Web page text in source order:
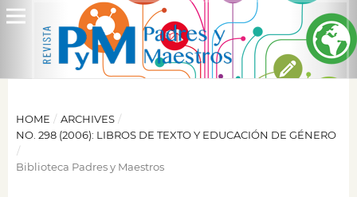
HOME / ARCHIVES /
NO. 298 (2006): LIBROS DE TEXTO Y EDUCACIÓN DE GÉNERO
/
Biblioteca Padres y Maestros